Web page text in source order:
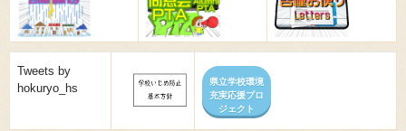
Tweets by
hokuryo_hs
県立学校環境
充実応援プロ
ジェクト